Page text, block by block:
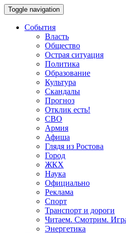
Toggle navigation
События
Власть
Общество
Острая ситуация
Политика
Образование
Культура
Скандалы
Прогноз
Отклик есть!
СВО
Армия
Афиша
Глядя из Ростова
Город
ЖКХ
Наука
Официально
Реклама
Спорт
Транспорт и дороги
Читаем. Смотрим.
Энергетика